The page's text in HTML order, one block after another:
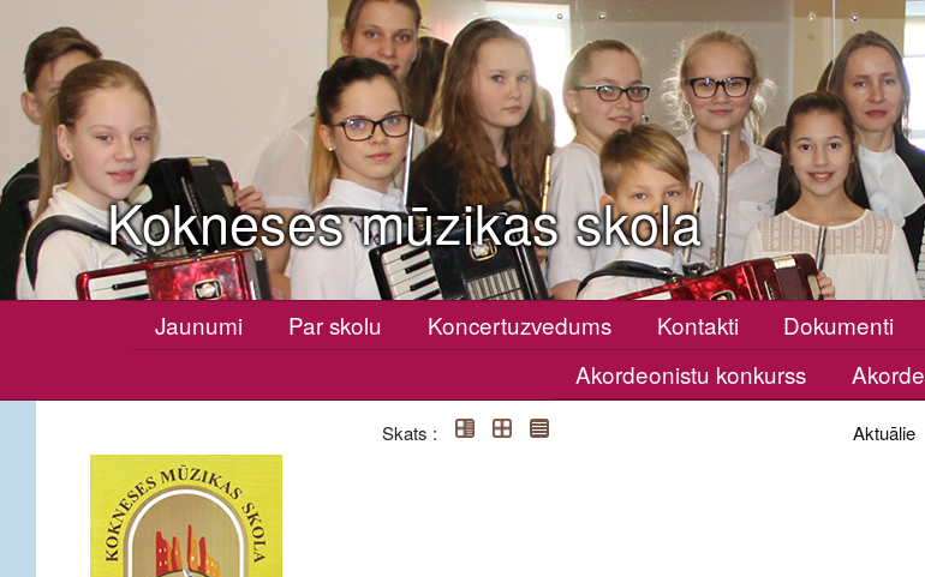
Kokneses mūzikas skola
Jaunumi Par skolu Koncertuzvedums Kontakti Dokumenti
Akordeonistu konkurss
Skats : Aktuālie